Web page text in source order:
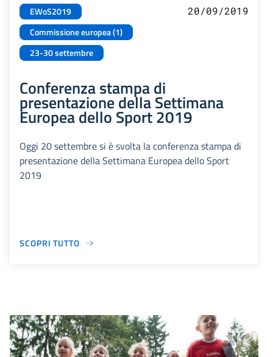
EWoS2019
Commissione europea (1)
23-30 settembre
20/09/2019
Conferenza stampa di
presentazione della Settimana
Europea dello Sport 2019
Oggi 20 settembre si è svolta la conferenza stampa di
presentazione della Settimana Europea dello Sport
2019
SCOPRI TUTTO